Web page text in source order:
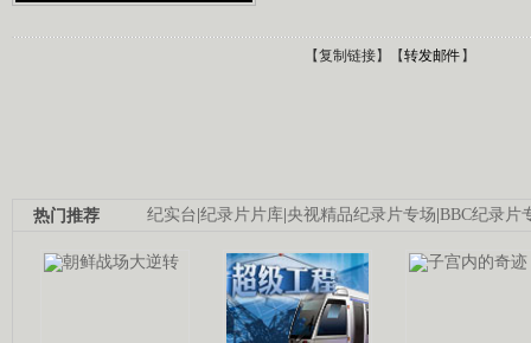
【复制链接】【转发邮件】
纪实台|纪录片片库|央视精品纪录片专场|BBC纪录片
热门推荐